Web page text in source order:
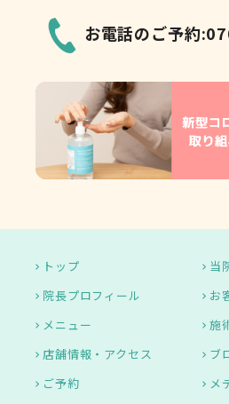
お電話のご予約
トップ
当
院長プロフィール
お
メニュー
施
店舗情報・アクセス
ブ
ご予約
メ